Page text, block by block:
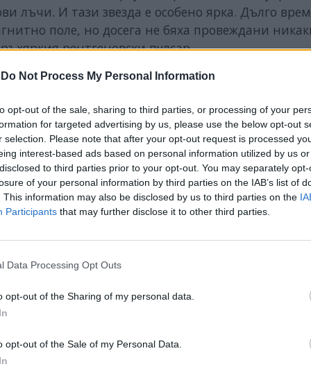
Do Not Process My Personal Information
opt-out of the sale, sharing to third parties, or processing of your
for targeted advertising by us, please use the below opt-out
selection. Please note that after your opt-out request is processed
interest-based ads based on personal information utilized by us
to third parties prior to your opt-out. You may separately
of your personal information by third parties on the IAB’s list of
This information may also be disclosed by us to third parties on the
Participants that may further disclose it to other third parties.
Data Processing Opt Outs
opt-out of the Sharing of my personal data.
opt-out of the Sale of my Personal Data.
лъчи. И тази звезда е особено ярка. Дълго
поле, но досега не бяха провеждани
рентгеновски пулсар.
спътник Insight-HXMT, изследователите
и установиха, че то възлиза на
във Вселената. За сравнение, най-силното
магнитното поле на слънчевите петнае равно
Последвайте ни във